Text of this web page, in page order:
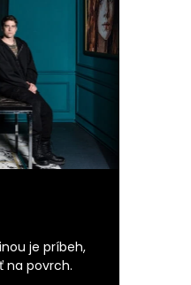
je príbeh,
na povrch.